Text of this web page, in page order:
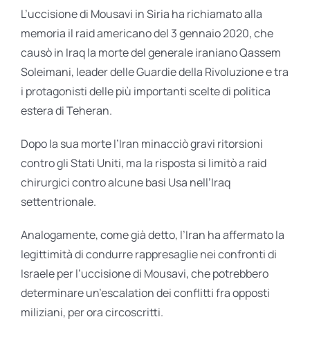
L’uccisione di Mousavi in Siria ha richiamato alla
memoria il raid americano del 3 gennaio 2020, che
causò in Iraq la morte del generale iraniano Qassem
Soleimani, leader delle Guardie della Rivoluzione e tra
i protagonisti delle più importanti scelte di politica
estera di Teheran.
Dopo la sua morte l’Iran minacciò gravi ritorsioni
contro gli Stati Uniti, ma la risposta si limitò a raid
chirurgici contro alcune basi Usa nell’Iraq
settentrionale.
Analogamente, come già detto, l’Iran ha affermato la
legittimità di condurre rappresaglie nei confronti di
Israele per l’uccisione di Mousavi, che potrebbero
determinare un’escalation dei conflitti fra opposti
miliziani, per ora circoscritti.